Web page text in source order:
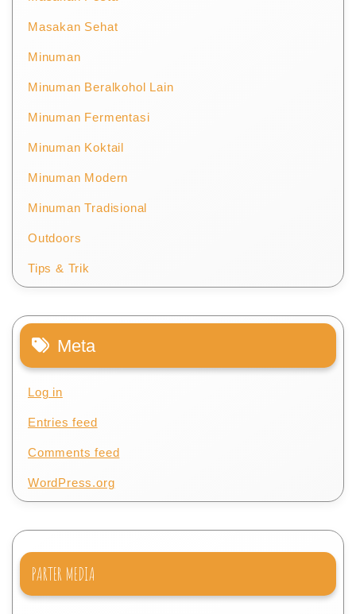
Masakan Sehat
Minuman
Minuman Beralkohol Lain
Minuman Fermentasi
Minuman Koktail
Minuman Modern
Minuman Tradisional
Outdoors
Tips & Trik
Meta
Log in
Entries feed
Comments feed
WordPress.org
PARTER MEDIA